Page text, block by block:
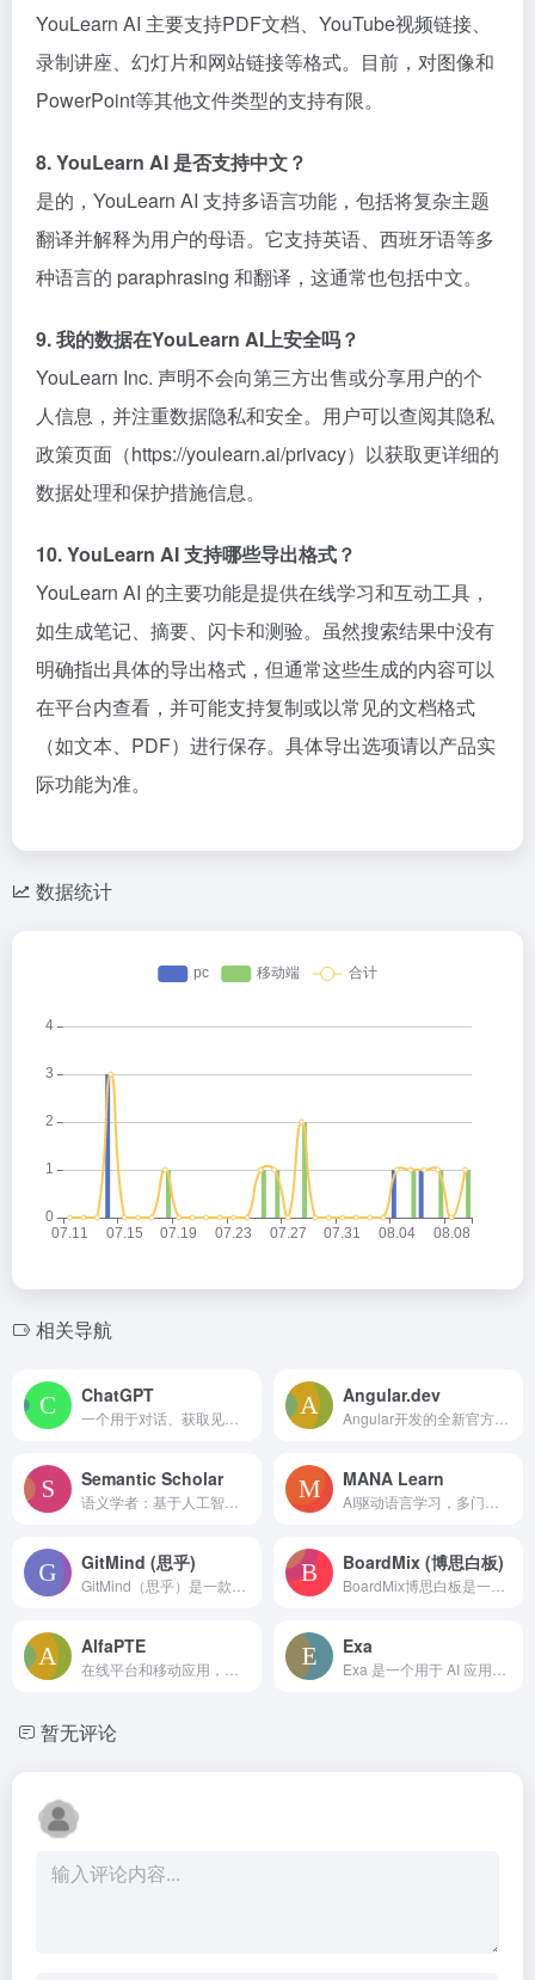
YouLearn AI 主要支持PDF文档、YouTube视频链接、
录制讲座、幻灯片和网站链接等格式。目前，对图像和
PowerPoint等其他文件类型的支持有限。
8. YouLearn AI 是否支持中文？
是的，YouLearn AI 支持多语言功能，包括将复杂主题
翻译并解释为用户的母语。它支持英语、西班牙语等多
种语言的 paraphrasing 和翻译，这通常也包括中文。
9. 我的数据在YouLearn AI上安全吗？
YouLearn Inc. 声明不会向第三方出售或分享用户的个
人信息，并注重数据隐私和安全。用户可以查阅其隐私
政策页面（https://youlearn.ai/privacy）以获取更详细的
数据处理和保护措施信息。
10. YouLearn AI 支持哪些导出格式？
YouLearn AI 的主要功能是提供在线学习和互动工具，
如生成笔记、摘要、闪卡和测验。虽然搜索结果中没有
明确指出具体的导出格式，但通常这些生成的内容可以
在平台内查看，并可能支持复制或以常见的文档格式
（如文本、PDF）进行保存。具体导出选项请以产品实
际功能为准。
数据统计
相关导航
ChatGPT Angular.dev
Semantic Scholar MANA Learn
GitMind (思乎) BoardMix (博思白板)
AlfaPTE Exa
暂无评论